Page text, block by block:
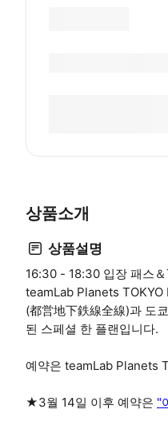
상품소개
상품설명
16:30 - 18:30 입장 패스
teamLab Planets TOKYO
(都営地下鉄線全線)과 도
된 스페셜 한 플랜입니다.
예약은 teamLab Planets
★3월 14일 이후 예약은 "